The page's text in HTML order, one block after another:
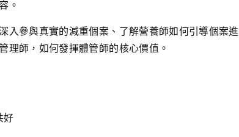
。
入參與真實的減重個案、了解營養師如何引導個案進
理師，如何發揮體管師的核心價值。
好